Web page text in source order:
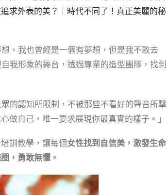
求外表的美？｜時代不同了！真正美麗的秘
。 我也曾經是一個有夢想， 但是我不敢去
我形象的舞台，透過專業的造型團隊，找到
眾的認知所限制，不被那些不看好的聲音所擊
做自己，唯一要求展現你最真實的樣子。」
訓教學，讓每個 女性找到自信美，激發生命
，勇敢無懼 。